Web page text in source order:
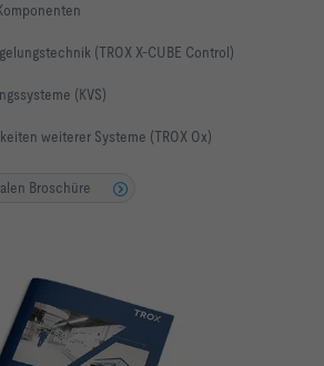
(TROX X-CUBE Control)
(KVS)
weiterer Systeme (TROX Ox)
Broschüre